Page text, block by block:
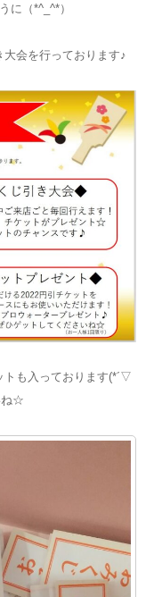
に（*^_^*）
会を行っております♪
トも入っております(*´▽
ね☆